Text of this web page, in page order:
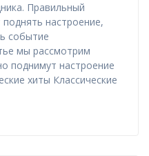
Правильный
настроение,
событие
мы рассмотрим
поднимут настроение
хиты Классические